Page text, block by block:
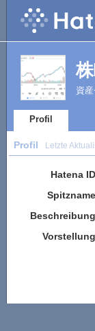
資
Profil
Profil Letzte
Hatena ID
Spitzname
Beschreibung
Vorstellung